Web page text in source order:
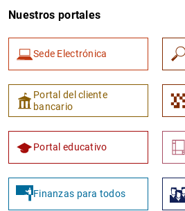
Nuestros portales
Sede Electrónica
Portal del cliente
bancario
Portal educativo
Finanzas para todos